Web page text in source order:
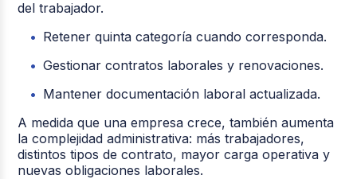
del trabajador.
Retener quinta categoría cuando corresponda.
Gestionar contratos laborales y renovaciones.
Mantener documentación laboral actualizada.
A medida que una empresa crece, también aumenta
la complejidad administrativa: más trabajadores,
distintos tipos de contrato, mayor carga operativa y
nuevas obligaciones laborales.